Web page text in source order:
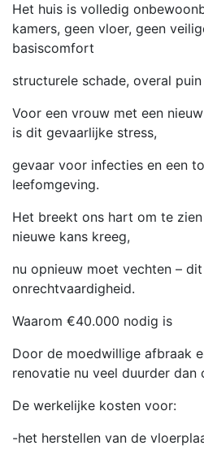
Het huis is volledig
kamers, geen vloer, geen
basiscomfort
structurele schade, overal
Voor een vrouw met een
is dit gevaarlijke stress,
gevaar voor infecties en een
leefomgeving.
Het breekt ons hart om te
nieuwe kans kreeg,
nu opnieuw moet vechten –
onrechtvaardigheid.
Waarom €40.000 nodig is
Door de moedwillige afbraak
renovatie nu veel duurder dan
De werkelijke kosten voor:
-het herstellen van de